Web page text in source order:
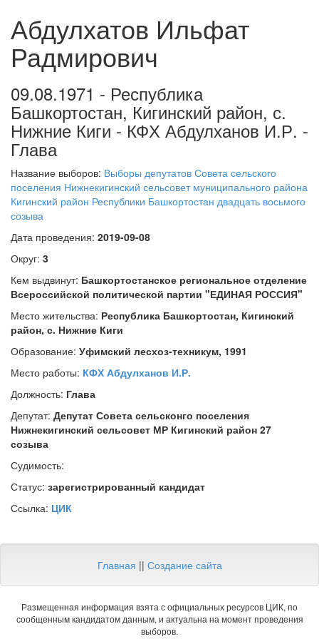
Абдулхатов Ильфат
Радмирович
09.08.1971 - Республика
Башкортостан, Кигинский район, с.
Нижние Киги - КФХ Абдулханов И.Р. -
Глава
Название выборов: Выборы депутатов Совета сельского
поселения Нижнекигинский сельсовет муниципального района
Кигинский район Республики Башкортостан двадцать восьмого
созыва
Дата проведения: 2019-09-08
Округ: 3
Кем выдвинут: Башкортостанское региональное отделение
Всероссийской политической партии "ЕДИНАЯ РОССИЯ"
Место жительства: Республика Башкортостан, Кигинский
район, с. Нижние Киги
Образование: Уфимский лесхоз-техникум, 1991
Место работы: КФХ Абдулханов И.Р.
Должность: Глава
Депутат: Депутат Совета сельсконго поселения
Нижнекигинский сельсовет МР Кигинский район 27
созыва
Судимость:
Статус: зарегистрированный кандидат
Ссылка: ЦИК
Главная || Создание сайта
Размещенная информация взята с официальных ресурсов ЦИК, по
сообщенным кандидатом данным, и актуальна на момент проведения
выборов.